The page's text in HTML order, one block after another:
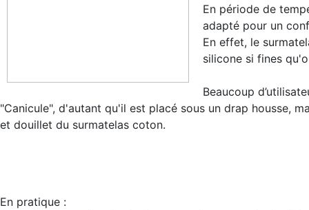
En période de
adapté pour un
En effet, le
silicone si fines
Beaucoup
"Canicule", d'autant qu'il est placé sous un drap housse,
et douillet du surmatelas coton.
En pratique :